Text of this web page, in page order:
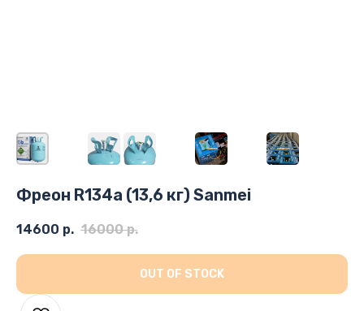
Фреон R134a (13,6 кг) Sanmei
14600 р. 16000 р.
OUT OF STOCK